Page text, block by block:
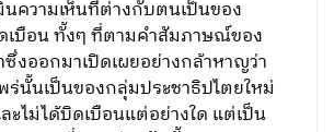
นความเห็นที่ต่างกับตนเป็นของ
บือน ทั้งๆ ที่ตามคำสัมภาษณ์ของ
งออกมาเปิดเผยอย่างกล้าหาญว่า
ร่นั้นเป็นของกลุ่มประชาธิปไตยใหม่
ไม่ได้บิดเบือนแต่อย่างใด แต่เป็น